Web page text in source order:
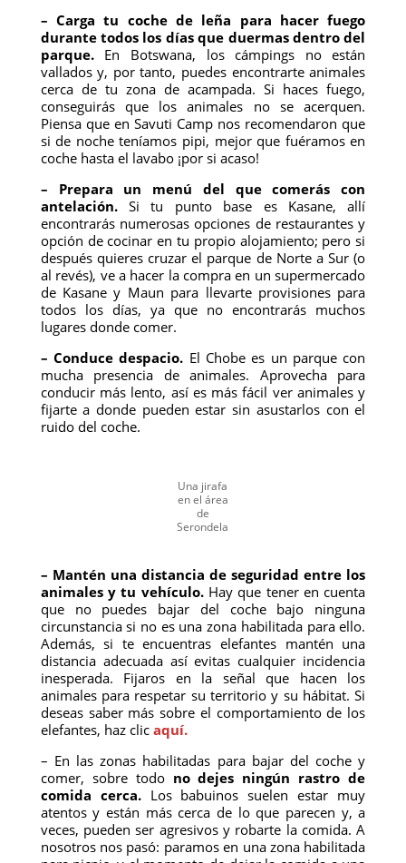
– Carga tu coche de leña para hacer fuego
durante todos los días que duermas dentro del
parque. En Botswana, los cámpings no están
vallados y, por tanto, puedes encontrarte animales
cerca de tu zona de acampada. Si haces fuego,
conseguirás que los animales no se acerquen.
Piensa que en Savuti Camp nos recomendaron que
si de noche teníamos pipi, mejor que fuéramos en
coche hasta el lavabo ¡por si acaso!
– Prepara un menú del que comerás con
antelación.Si tu punto base es Kasane, allí
encontrarás numerosas opciones de restaurantes y
opción de cocinar en tu propio alojamiento; pero si
después quieres cruzar el parque de Norte a Sur (o
al revés), ve a hacer la compra en un supermercado
de Kasane y Maun para llevarte provisiones para
todos los días, ya que no encontrarás muchos
lugares donde comer.
– Conduce despacio. El Chobe es un parque con
mucha presencia de animales. Aprovecha para
conducir más lento, así es más fácil ver animales y
fijarte a donde pueden estar sin asustarlos con el
ruido del coche.
Una jirafa
en el área
de
Serondela
– Mantén una distancia de seguridad entre los
animales y tu vehículo.Hay que tener en cuenta
que no puedes bajar del coche bajo ninguna
circunstancia si no es una zona habilitada para ello.
Además, si te encuentras elefantes mantén una
distancia adecuada así evitas cualquier incidencia
inesperada. Fijaros en la señal que hacen los
animales para respetar su territorio y su hábitat. Si
deseas saber más sobre el comportamiento de los
elefantes, haz clic aquí.
– En las zonas habilitadas para bajar del coche y
comer, sobre todo no dejes ningún rastro de
comida cerca. Los babuinos suelen estar muy
atentos y están más cerca de lo que parecen y, a
veces, pueden ser agresivos y robarte la comida. A
nosotros nos pasó: paramos en una zona habilitada